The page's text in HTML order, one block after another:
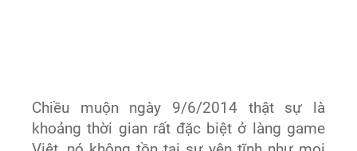
Chiều muộn ngày 9/6/2014 thật sự là
khoảng thời gian rất đặc biệt ở làng game